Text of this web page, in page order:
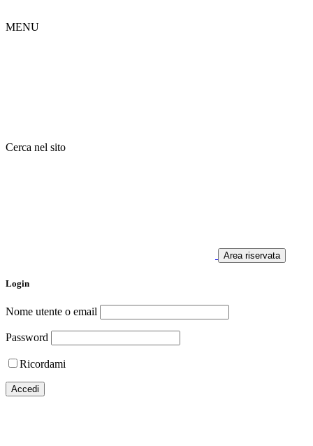
MENU
Cerca nel sito
Area riservata
Login
Nome utente o email
Password
Ricordami